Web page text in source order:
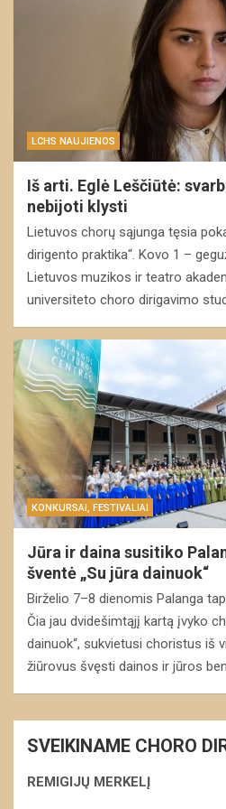
LCHS NAUJIENOS
Iš arti. Eglė Leščiūtė:
nebijoti klysti
Lietuvos chorų sąjunga tęsia
dirigento praktika“. Kovo 1 –
Lietuvos muzikos ir teatro
universiteto choro dirigavimo
KONKURSAI, FESTIVALIAI
Jūra ir daina susitiko
šventė „Su jūra dainuok“
Birželio 7–8 dienomis Palanga
Čia jau dvidešimtąjį kartą įvyko
dainuok“, sukvietusi choristus iš
žiūrovus švęsti dainos ir jūros
SVEIKINAME CHORO
REMIGIJŲ MERKELĮ